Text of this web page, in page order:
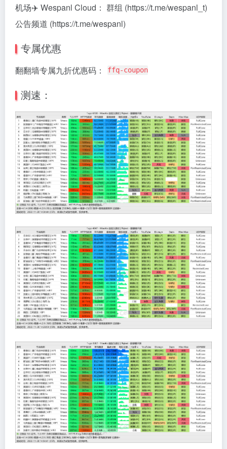
机场✈️ Wespanl Cloud： 群组 (https://t.me/wespanl_t)
公告频道 (https://t.me/wespanl)
专属优惠
翻翻墙专属九折优惠码： ffq-coupon
测速：